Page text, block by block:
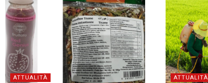
ATTUALITÀ ATTUALITÀ